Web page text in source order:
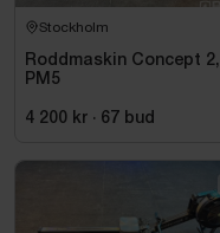
Stockholm
Roddmaskin Concept 2,
PM5
4 200 kr · 67 bud